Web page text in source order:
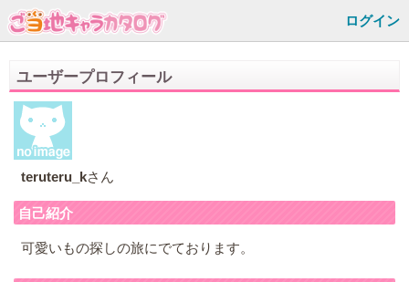
ログイン
ユーザープロフィール
teruteru_kさん
自己紹介
可愛いもの探しの旅にでております。